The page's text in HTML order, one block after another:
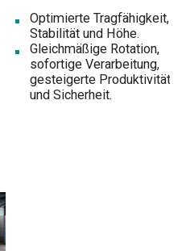
Optimierte Tragfähigkeit,
Stabilität und Höhe.
Gleichmäßige Rotation,
sofortige Verarbeitung,
gesteigerte Produktivität
und Sicherheit.